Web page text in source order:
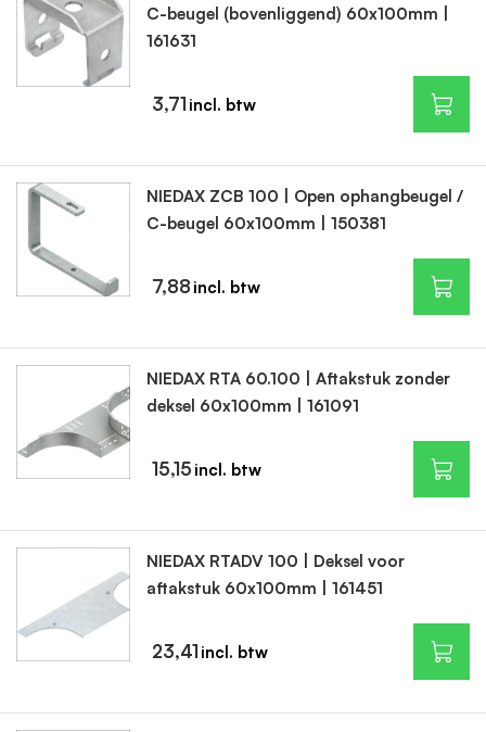
C-beugel (bovenliggend) 60x100mm |
161631
3,71
NIEDAX ZCB 100 | Open ophangbeugel /
C-beugel 60x100mm | 150381
7,88
NIEDAX RTA 60.100 | Aftakstuk zonder
deksel 60x100mm | 161091
15,15
NIEDAX RTADV 100 | Deksel voor
aftakstuk 60x100mm | 161451
23,41